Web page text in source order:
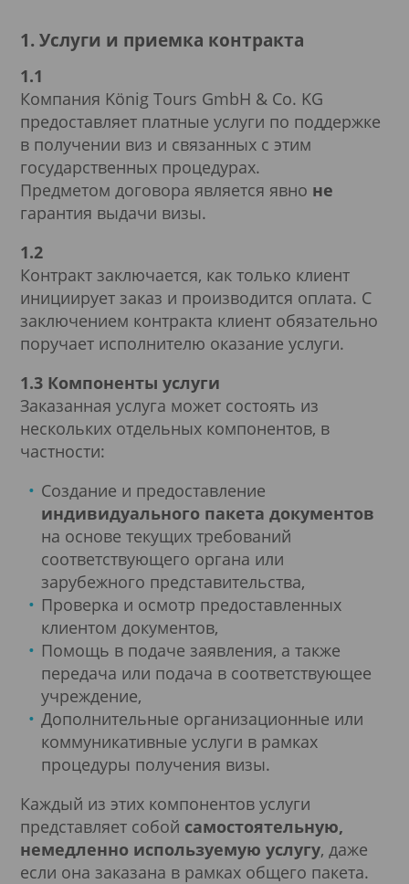
1. Услуги и приемка контракта
1.1
Компания König Tours GmbH & Co. KG
предоставляет платные услуги по поддержке
в получении виз и связанных с этим
государственных процедурах.
Предметом договора является явно не
гарантия выдачи визы.
1.2
Контракт заключается, как только клиент
инициирует заказ и производится оплата. С
заключением контракта клиент обязательно
поручает исполнителю оказание услуги.
1.3 Компоненты услуги
Заказанная услуга может состоять из
нескольких отдельных компонентов, в
частности:
Создание и предоставление
индивидуального пакета документов
на основе текущих требований
соответствующего органа или
зарубежного представительства,
Проверка и осмотр предоставленных
клиентом документов,
Помощь в подаче заявления, а также
передача или подача в соответствующее
учреждение,
Дополнительные организационные или
коммуникативные услуги в рамках
процедуры получения визы.
Каждый из этих компонентов услуги
представляет собой самостоятельную,
немедленно используемую услугу, даже
если она заказана в рамках общего пакета.